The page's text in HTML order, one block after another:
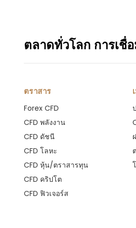
ตลาดทั่วโลก การเชื่
ตราสาร
Forex CFD
CFD พลังงาน
CFD ดัชนี
CFD โลหะ
CFD หุ้น/ตราสารทุน
CFD คริปโต
CFD ฟิวเจอร์ส